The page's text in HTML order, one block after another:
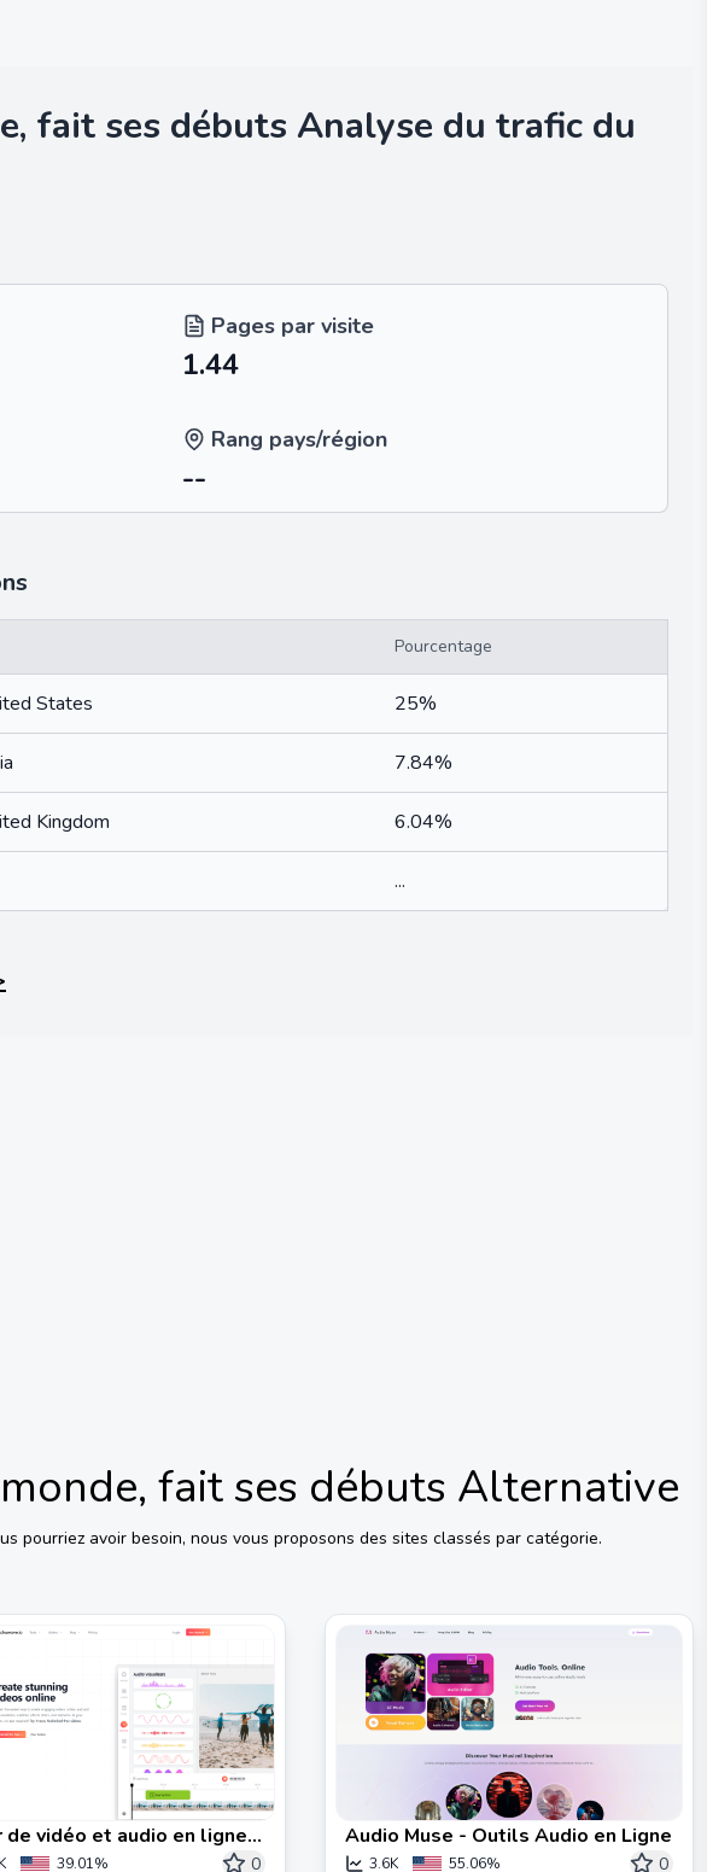
fait ses débuts Analyse du trafic du
Pages par visite
1.44
Rang pays/région
--
Pourcentage
States 25%
7.84%
Kingdom 6.04%
...
fait ses débuts Alternative
pourriez avoir besoin, nous vous proposons des sites classés par catégorie.
de vidéo et audio en ligne
et Simple)
39.01% 0
Audio Muse - Outils Audio en Ligne
3.6K 55.06% 0